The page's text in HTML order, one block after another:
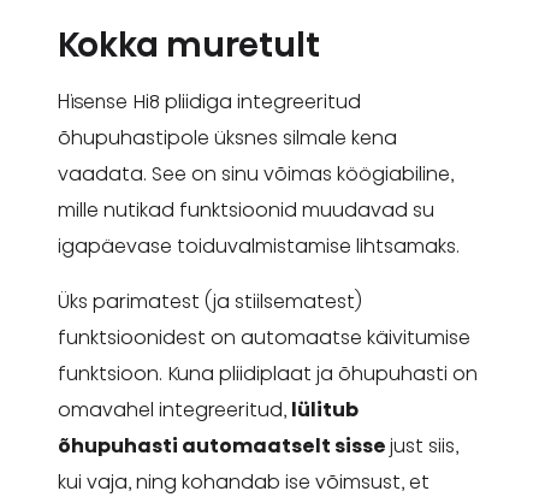
Kokka muretult
Hisense Hi8 pliidiga integreeritud
õhupuhastipole üksnes silmale kena
vaadata. See on sinu võimas köögiabiline,
mille nutikad funktsioonid muudavad su
igapäevase toiduvalmistamise lihtsamaks.
Üks parimatest (ja stiilsematest)
funktsioonidest on automaatse käivitumise
funktsioon. Kuna pliidiplaat ja õhupuhasti on
omavahel integreeritud, lülitub
õhupuhasti automaatselt sissejust siis,
kui vaja, ning kohandab ise võimsust, et